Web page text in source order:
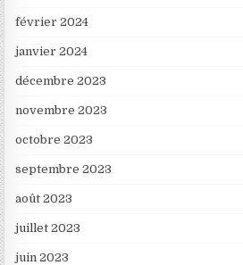
février 2024
janvier 2024
décembre 2023
novembre 2023
octobre 2023
septembre 2023
août 2023
juillet 2023
juin 2023